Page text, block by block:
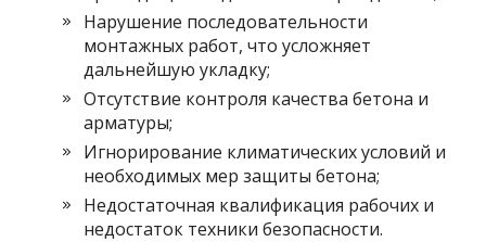
Нарушение последовательности
монтажных работ, что усложняет
дальнейшую укладку;
Отсутствие контроля качества бетона и
арматуры;
Игнорирование климатических условий и
необходимых мер защиты бетона;
Недостаточная квалификация рабочих и
недостаток техники безопасности.